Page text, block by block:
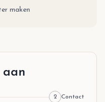
maken
aan
2 Contact